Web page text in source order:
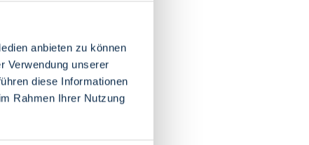
anbieten zu können
Verwendung unserer
diese Informationen
Rahmen Ihrer Nutzung